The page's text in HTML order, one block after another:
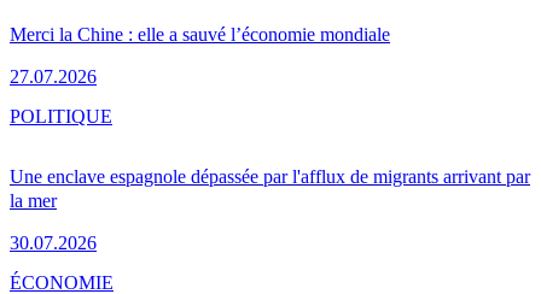
Merci la Chine : elle a sauvé l’économie mondiale
27.07.2026
Une enclave espagnole dépassée par l'afflux de migrants arrivant par
la mer
30.07.2026
POLITIQUE
ÉCONOMIE